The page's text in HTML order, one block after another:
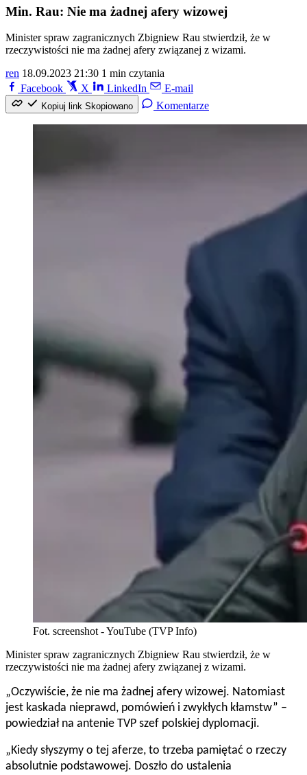
Min. Rau: Nie ma żadnej afery wizowej
Minister spraw zagranicznych Zbigniew Rau stwierdził, że w
rzeczywistości nie ma żadnej afery związanej z wizami.
ren 18.09.2023 21:30 1 min czytania
Facebook
X LinkedIn E-mail
Kopiuj link Skopiowano Komentarze
Fot. screenshot - YouTube (TVP Info)
Minister spraw zagranicznych Zbigniew Rau stwierdził, że w
rzeczywistości nie ma żadnej afery związanej z wizami.
„Oczywiście, że nie ma żadnej afery wizowej. Natomiast
jest kaskada nieprawd, pomówień i zwykłych kłamstw” –
powiedział na antenie TVP szef polskiej dyplomacji.
„Kiedy słyszymy o tej aferze, to trzeba pamiętać o rzeczy
absolutnie podstawowej. Doszło do ustalenia